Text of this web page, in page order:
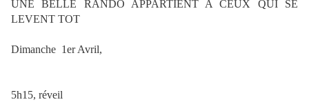
UNE BELLE RANDO APPARTIENT A CEUX QUI SE
LEVENT TOT
Dimanche 1er Avril,
5h15, réveil